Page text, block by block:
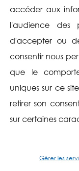
accéder aux
l'audience des
d'accepter ou
consentir nous
que le
uniques sur ce
retirer son
sur certaines
Gérer les
Aide
Plan du site